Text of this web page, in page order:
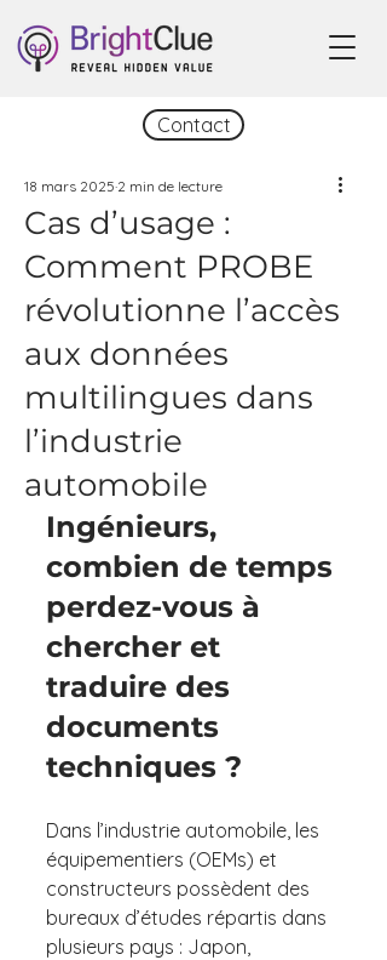
Contact
Cas d’usage :
Comment PROBE
révolutionne l’accès
aux données
multilingues dans
l’industrie
automobile
18 mars 2025 2 min de lecture
Ingénieurs,
combien de temps
perdez-vous à
chercher et
traduire des
documents
techniques ?
Dans l’industrie automobile, les
équipementiers (OEMs) et
constructeurs possèdent des
bureaux d’études répartis dans
plusieurs pays : Japon,